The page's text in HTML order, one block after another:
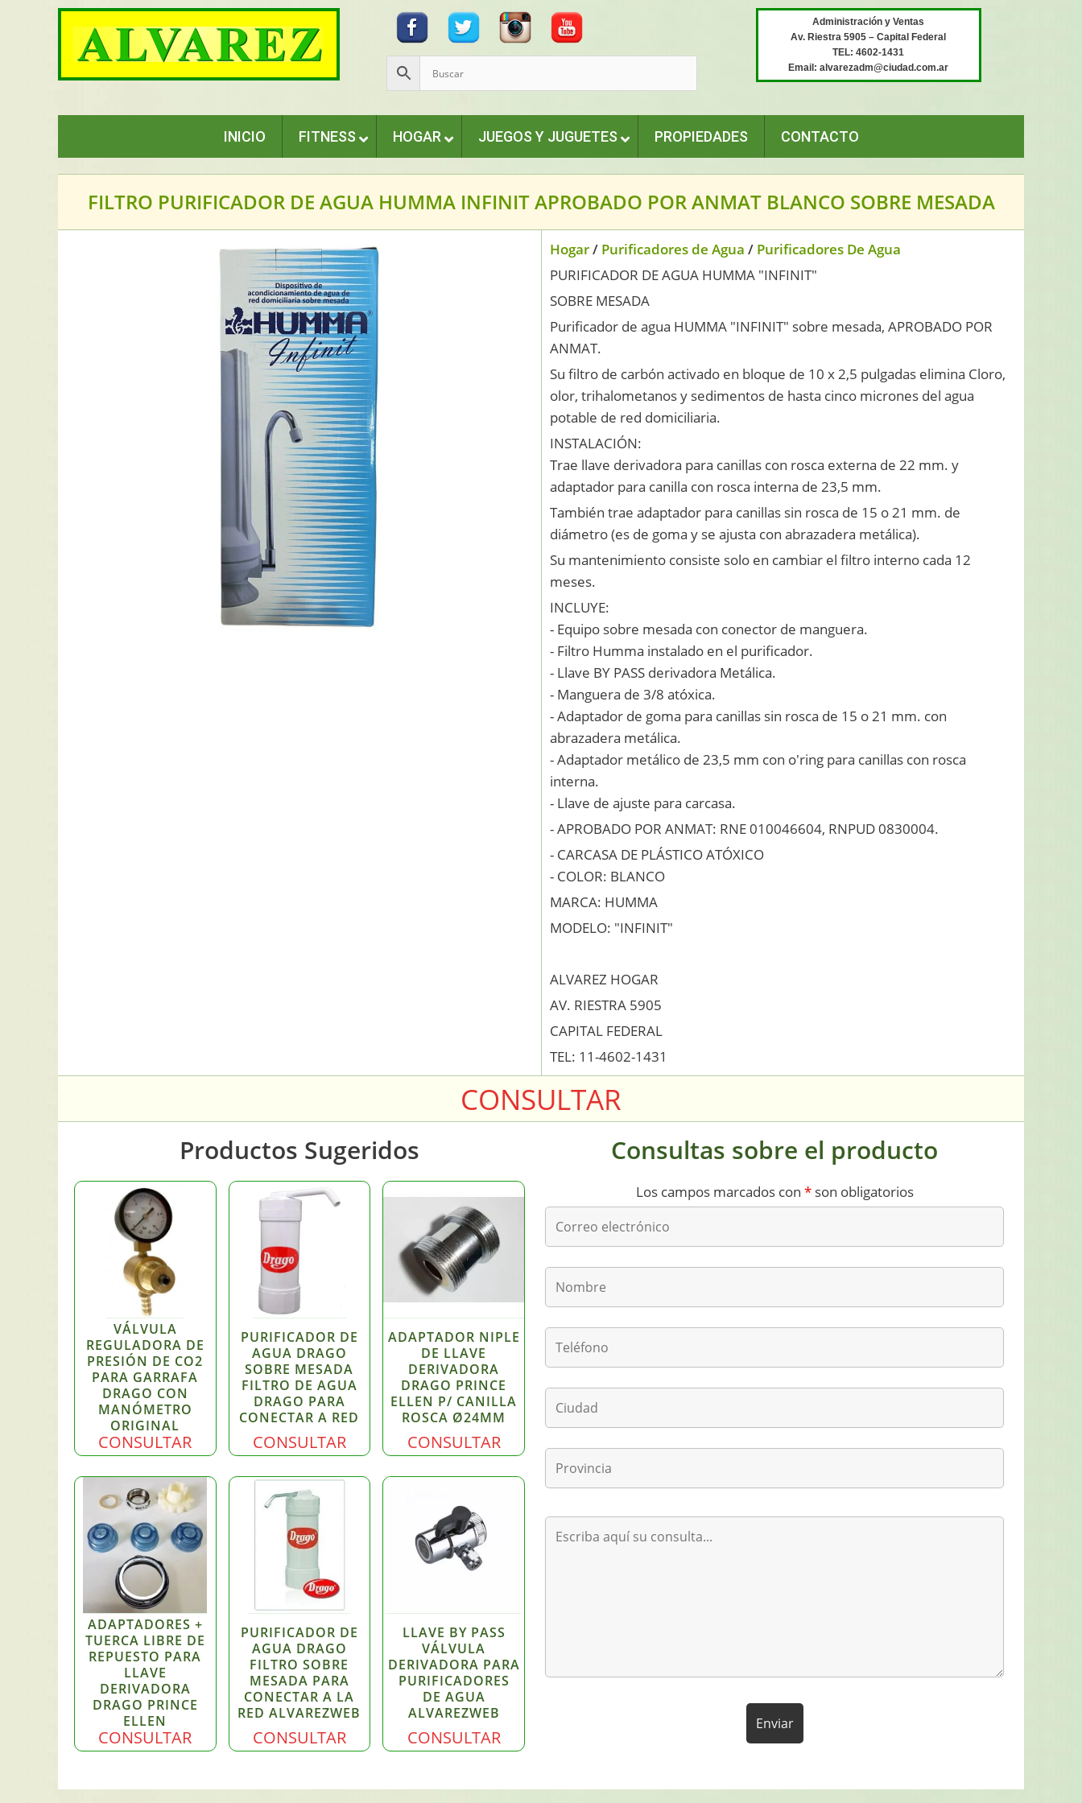
Administración y Ventas
Av. Riestra 5905 – Capital Federal
TEL: 4602-1431
Email: alvarezadm@ciudad.com.ar
INICIO FITNESS HOGAR JUEGOS Y JUGUETES PROPIEDADES CONTACTO
FILTRO PURIFICADOR DE AGUA HUMMA INFINIT APROBADO POR ANMAT BLANCO SOBRE MESADA
Hogar/ Purificadores de Agua / Purificadores De Agua
PURIFICADOR DE AGUA HUMMA "INFINIT"
SOBRE MESADA
Purificador de agua HUMMA "INFINIT" sobre mesada, APROBADO POR
ANMAT.
Su filtro de carbón activado en bloque de 10 x 2,5 pulgadas elimina Cloro,
olor, trihalometanos y sedimentos de hasta cinco micrones del agua
potable de red domiciliaria.
INSTALACIÓN:
Trae llave derivadora para canillas con rosca externa de 22 mm. y
adaptador para canilla con rosca interna de 23,5 mm.
También trae adaptador para canillas sin rosca de 15 o 21 mm. de
diámetro (es de goma y se ajusta con abrazadera metálica).
Su mantenimiento consiste solo en cambiar el filtro interno cada 12
meses.
INCLUYE:
- Equipo sobre mesada con conector de manguera.
- Filtro Humma instalado en el purificador.
- Llave BY PASS derivadora Metálica.
- Manguera de 3/8 atóxica.
- Adaptador de goma para canillas sin rosca de 15 o 21 mm. con
abrazadera metálica.
- Adaptador metálico de 23,5 mm con o'ring para canillas con rosca
interna.
- Llave de ajuste para carcasa.
- APROBADO POR ANMAT: RNE 010046604, RNPUD 0830004.
- CARCASA DE PLÁSTICO ATÓXICO
- COLOR: BLANCO
MARCA: HUMMA
MODELO: "INFINIT"
ALVAREZ HOGAR
AV. RIESTRA 5905
CAPITAL FEDERAL
TEL: 11-4602-1431
CONSULTAR
Productos Sugeridos
VÁLVULA
REGULADORA DE
PRESIÓN DE CO2
PARA GARRAFA
DRAGO CON
MANÓMETRO
ORIGINAL
CONSULTAR
PURIFICADOR DE
AGUA DRAGO
SOBRE MESADA
FILTRO DE AGUA
DRAGO PARA
CONECTAR A RED
CONSULTAR
ADAPTADOR NIPLE
DE LLAVE
DERIVADORA
DRAGO PRINCE
ELLEN P/ CANILLA
ROSCA Ø24MM
CONSULTAR
ADAPTADORES +
TUERCA LIBRE DE
REPUESTO PARA
LLAVE
DERIVADORA
DRAGO PRINCE
ELLEN
CONSULTAR
PURIFICADOR DE
AGUA DRAGO
FILTRO SOBRE
MESADA PARA
CONECTAR A LA
RED ALVAREZWEB
CONSULTAR
LLAVE BY PASS
VÁLVULA
DERIVADORA PARA
PURIFICADORES
DE AGUA
ALVAREZWEB
CONSULTAR
Consultas sobre el producto
Los campos marcados con *son obligatorios